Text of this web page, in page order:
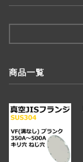
商品一覧